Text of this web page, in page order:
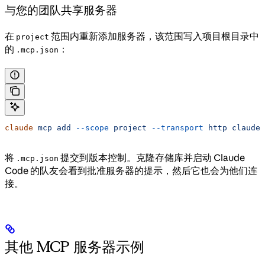
与您的团队共享服务器
在 project 范围内重新添加服务器，该范围写入项目根目录中
的 .mcp.json ：
claude mcp add --scope project --transport http
将 .mcp.json 提交到版本控制。克隆存储库并启动 Claude
Code 的队友会看到批准服务器的提示，然后它也会为他们连
接。
其他 MCP 服务器示例